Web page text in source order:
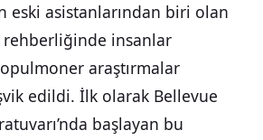
eski asistanlarından biri olan
insanlar
araştırmalar
edildi. İlk olarak Bellevue
başlayan bu